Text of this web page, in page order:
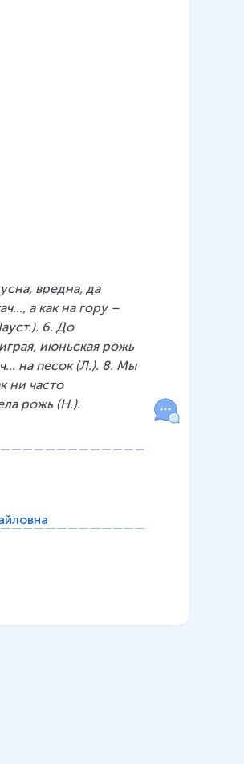
вредна, да
а как на гору –
6. До
июньская рожь
на песок (Л.). 8. Мы
ни часто
рожь (Н.).